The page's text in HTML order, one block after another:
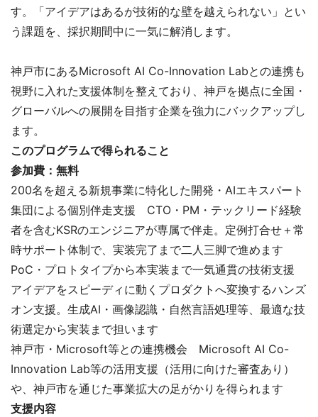
す。「アイデアはあるが技術的な壁を越えられない」とい
う課題を、採択期間中に一気に解消します。
神戸市にあるMicrosoft AI Co-Innovation Labとの連携も
視野に入れた支援体制を整えており、神戸を拠点に全国・
グローバルへの展開を目指す企業を強力にバックアップし
ます。
このプログラムで得られること
参加費：無料
200名を超える新規事業に特化した開発・AIエキスパート
集団による個別伴走支援 CTO・PM・テックリード経験
者を含むKSRのエンジニアが専属で伴走。定例打合せ＋常
時サポート体制で、実装完了まで二人三脚で進めます
PoC・プロトタイプから本実装まで一気通貫の技術支援
アイデアをスピーディに動くプロダクトへ変換するハンズ
オン支援。生成AI・画像認識・自然言語処理等、最適な技
術選定から実装まで担います
神戸市・Microsoft等との連携機会 Microsoft AI Co-
Innovation Lab等の活用支援（活用に向けた審査あり）
や、神戸市を通じた事業拡大の足がかりを得られます
支援内容